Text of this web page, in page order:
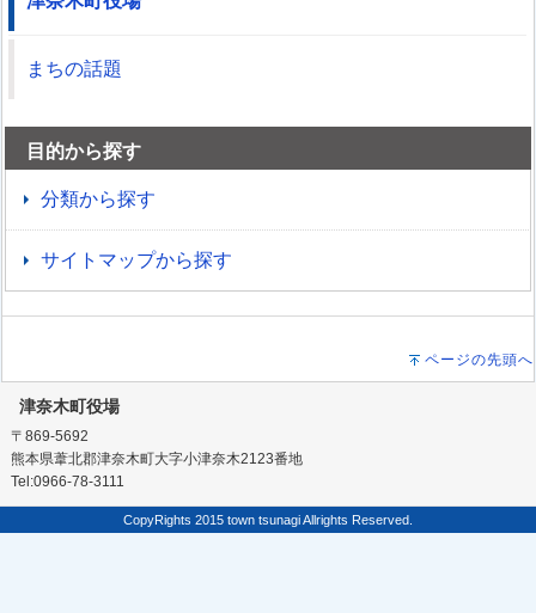
まちの話題
目的から探す
分類から探す
サイトマップから探す
ページの先頭へ
津奈木町役場
〒869-5692
熊本県葦北郡津奈木町大字小津奈木2123番地
Tel:0966-78-3111
CopyRights 2015 town tsunagi Allrights Reserved.